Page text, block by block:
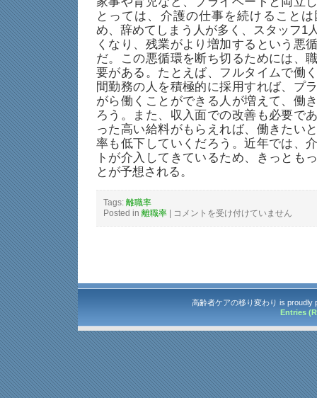
とっては、介護の仕事を続けること
め、辞めてしまう人が多く、スタッフ1
くなり、残業がより増加するという悪
だ。この悪循環を断ち切るためには、
要がある。たとえば、フルタイムで働
間勤務の人を積極的に採用すれば、プ
がら働くことができる人が増えて、働
ろう。また、収入面での改善も必要で
った高い給料がもらえれば、働きたい
率も低下していくだろう。近年では、
トが介入してきているため、きっとも
とが予想される。
Tags: 離職率
Posted in 離職率 | 離
に
は
コメントを受け付けていません
高齢者ケアの移り変わり is proudly
Entries